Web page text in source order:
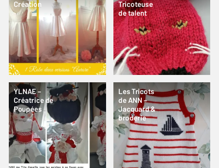
Création
Tricoteuse
de talent
YLNAE –
Créatrice de
Poupées
Les Tricots
de ANN –
Jacquard &
broderie